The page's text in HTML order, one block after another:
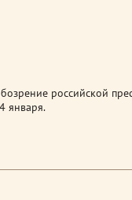
российской
января.